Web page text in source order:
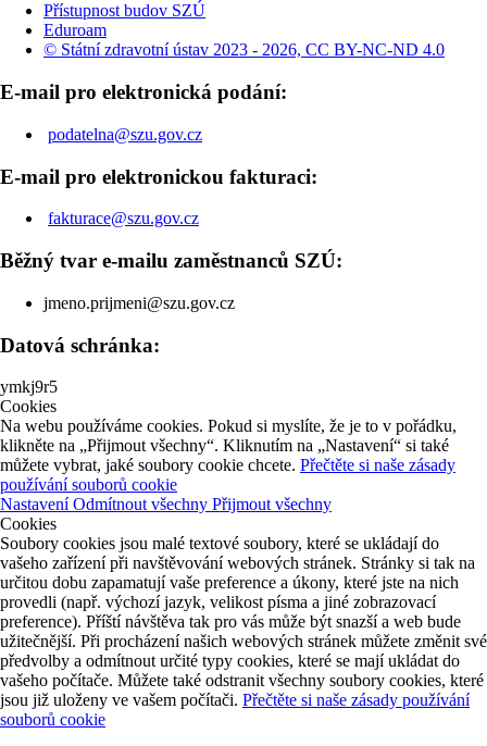
Přístupnost budov SZÚ
Eduroam
© Státní zdravotní ústav 2023 - 2026, CC BY-NC-ND 4.0
E-mail pro elektronická podání:
podatelna@szu.gov.cz
E-mail pro elektronickou fakturaci:
fakturace@szu.gov.cz
Běžný tvar e-mailu zaměstnanců SZÚ:
jmeno.prijmeni@szu.gov.cz
Datová schránka:
ymkj9r5
Cookies
Na webu používáme cookies. Pokud si myslíte, že je to v pořádku,
klikněte na „Přijmout všechny“. Kliknutím na „Nastavení“ si také
můžete vybrat, jaké soubory cookie chcete. Přečtěte si naše zásady
používání souborů cookie
NastaveníOdmítnout všechny Přijmout všechny
Cookies
Soubory cookies jsou malé textové soubory, které se ukládají do
vašeho zařízení při navštěvování webových stránek. Stránky si tak na
určitou dobu zapamatují vaše preference a úkony, které jste na nich
provedli (např. výchozí jazyk, velikost písma a jiné zobrazovací
preference). Příští návštěva tak pro vás může být snazší a web bude
užitečnější. Při procházení našich webových stránek můžete změnit své
předvolby a odmítnout určité typy cookies, které se mají ukládat do
vašeho počítače. Můžete také odstranit všechny soubory cookies, které
jsou již uloženy ve vašem počítači. Přečtěte si naše zásady používání
souborů cookie